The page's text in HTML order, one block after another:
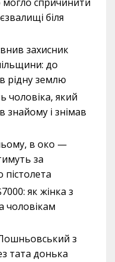
могло спричинити
біля
захисник
до
рідну землю
чоловіка, який
і знімав
в око —
за
пістолета
як жінка з
чоловікам
з
тата донька